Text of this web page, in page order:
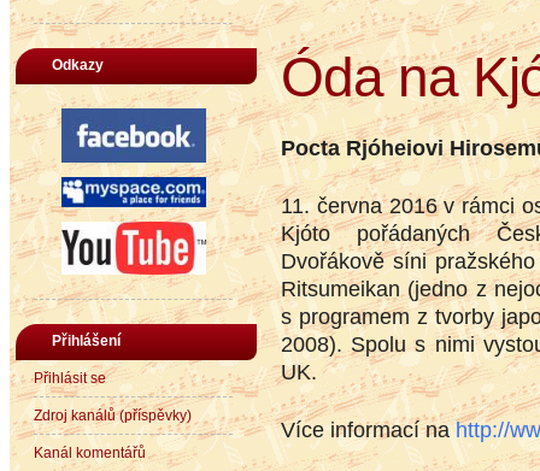
Odkazy
Přihlášení
Přihlásit se
Zdroj kanálů (příspěvky)
Kanál komentářů
Óda na
Pocta Rjóheiovi
11. června 2016 v rámci
Kjóto pořádaných
Dvořákově síni
Ritsumeikan (jedno z
s programem z tvorby
2008). Spolu s nimi
UK.
Více informací nahttp://